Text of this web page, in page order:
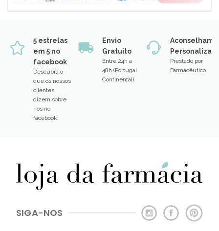
5 estrelas
em 5 no
facebook
Descubra o
que os nossos
clientes
dizem sobre
nós no
facebook
Envio
Gratuito
Entre 24h a
48h (Portugal
Continental)
Prestado por
Farmacêutico
SIGA-NOS